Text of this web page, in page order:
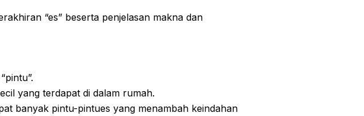
“es” beserta penjelasan makna dan
yang terdapat di dalam rumah.
banyak pintu-pintues yang menambah keindahan